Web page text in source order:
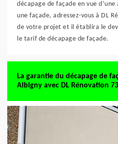
décapage de façade en vue
une façade, adressez-vous à DL
de votre projet et il établira le
le tarif de décapage de façade.
La garantie du décapage de
Albigny avec DL Rénovation 73